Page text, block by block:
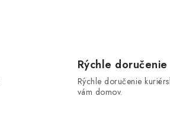
Rýchle doručenie
Rýchle doručenie
vám domov.